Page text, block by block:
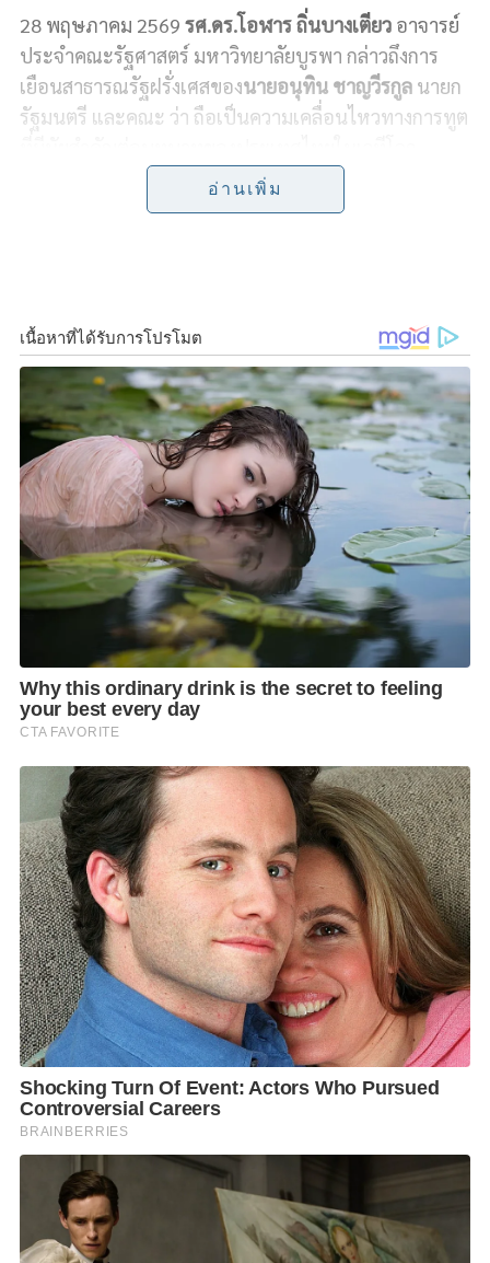
c
e
b
n
e
i
t
t
e
r
p
y
L
i
n
a
r
e
28 พฤษภาคม 2569 รศ.ดร.โอฬาร ถิ่นบางเตียวอาจารย์
ประจำคณะรัฐศาสตร์ มหาวิทยาลัยบูรพา กล่าวถึงการ
เยือนสาธารณรัฐฝรั่งเศสของนายอนุทิน ชาญวีรกูลนายก
รัฐมนตรี และคณะ ว่า ถือเป็นความเคลื่อนไหวทางการทูต
เพราะสะท้อนให้เห็นว่าไทยกำลังกลับมาแสดงบทบาท
เชิงรุกในการสร้างความสัมพันธ์กับประเทศมหาอำนาจ
รศ.ดร.โอฬาร ระบุว่า การพบหารือระหว่างนายกรัฐมนตรี
อนุทิน กับประธานาธิบดีเอมานูว์เอล มาครง มีความหมาย
ทั้งในเชิงสัญลักษณ์และเชิงยุทธศาสตร์ เพราะสะท้อนว่า
ไทยยังคงมีความสำคัญในสายตาของยุโรป ในช่วงเวลาที่
การเมืองโลกกำลังเปลี่ยนผ่านสู่การแข่งขันด้านเทคโนโลยี
พลังงานสะอาด ความมั่นคงทางไซเบอร์ และการจัด
ระเบียบห่วงโซ่อุปทานใหม่ การที่ไทยสามารถเข้าไปอยู่
ในวงสนทนาระดับผู้นำเช่นนี้ จึงถือเป็นสัญญาณบวกต่อ
สถานะของประเทศในเวทีระหว่างประเทศ
การเยือนฝรั่งเศสครั้งนี้ สะท้อนให้เห็นถึงความพยายาม
ของรัฐบาลในการวางตำแหน่งประเทศไทยใหม่ในเวที
โลก โดยเชื่อมโยงผลประโยชน์ภายในประเทศเข้ากับ
โอกาสจากความร่วมมือระหว่างประเทศอย่างเป็นรูป
ธรรม ไม่ว่าจะเป็นด้านเศรษฐกิจ การลงทุน เทคโนโลยี
ความมั่นคง หรือการเพิ่มอำนาจต่อรองของไทยใน
ประชาคมโลก
รศ.ดร.โอฬาร กล่าวว่า อีกประเด็นสำคัญคือ การเดินหน้า
แผนปฏิบัติการร่วมไทย–ฝรั่งเศส ปี 2026–2028 ซึ่งมีเป้า
หมายยกระดับความสัมพันธ์สู่การเป็น “หุ้นส่วนทาง
ยุทธศาสตร์” โดยคำว่าหุ้นส่วนทางยุทธศาสตร์นั้น มีความ
หมายมากกว่าความสัมพันธ์ทางการทูตทั่วไป เพราะ
สะท้อนว่าทั้งสองประเทศมองเห็นความสำคัญของกันและ
กันในระดับโครงสร้าง ทั้งด้านเศรษฐกิจ ความมั่นคง
เทคโนโลยี และบทบาทในภูมิภาค
ในมุมบทบาทผู้นำ รศ.ดร.โอฬาร เห็นว่า นายกรัฐมนตรี
อนุทินกำลังแสดงให้เห็นถึงความเข้าใจต่อบริบทโลกยุค
ใหม่ เพราะประเทศขนาดกลางอย่างไทย จำเป็นต้องสร้าง
พันธมิตร สร้างเครือข่าย และเพิ่มอำนาจต่อรองของ
อ่านเพิ่ม